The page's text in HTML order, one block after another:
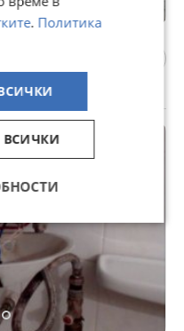
на мебели
. Политика
ВСИЧКИ